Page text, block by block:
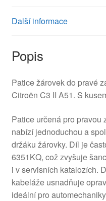
Další informace
Popis
Patice žárovek do pravé
Citroën C3 II A51. S
Patice určená pro pravou
nabízí jednoduchou a
držáku žárovky. Díl je
6351KQ, což zvyšuje
i v servisních katalozích.
kabeláže usnadňuje
ideální pro